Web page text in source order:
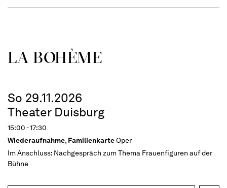
LA BOHÈME
So 29.11.2026
Theater Duisburg
15:00 - 17:30
Wiederaufnahme, FamilienkarteOper
Im Anschluss: Nachgespräch zum Thema Frauenfiguren auf der
Bühne